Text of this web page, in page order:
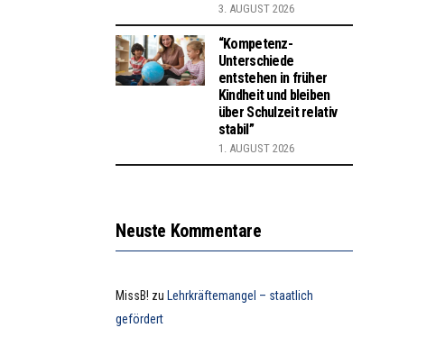
3. AUGUST 2026
“Kompetenz-
Unterschiede
entstehen in früher
Kindheit und bleiben
über Schulzeit relativ
stabil”
1. AUGUST 2026
Neuste Kommentare
MissB! zu Lehrkräftemangel – staatlich
gefördert